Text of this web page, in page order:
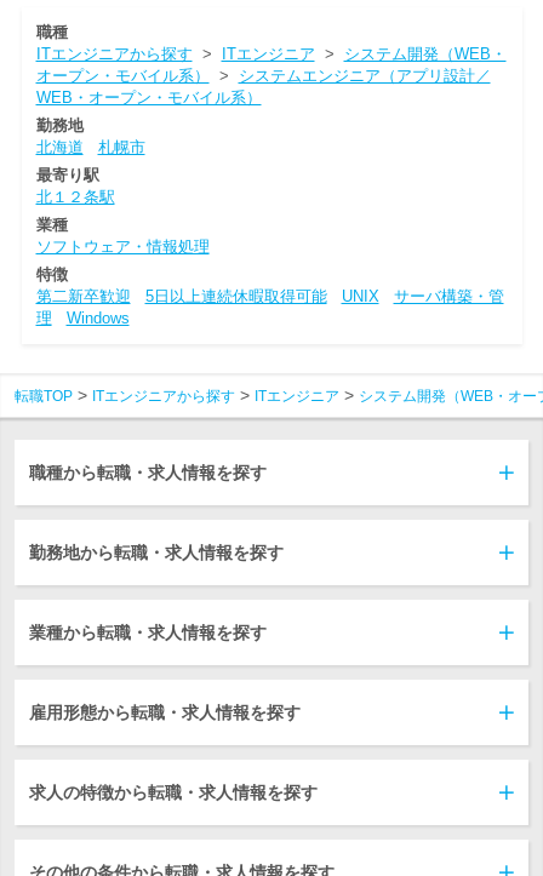
職種
ITエンジニアから探す > ITエンジニア > システム開発（WEB・
オープン・モバイル系）
> システムエンジニア（アプリ設計／
WEB・オープン・モバイル系）
勤務地
北海道
札幌市
最寄り駅
北１２条駅
業種
ソフトウェア・情報処理
特徴
第二新卒歓迎
5日以上連続休暇取得可能 UNIX
サーバ構築・管
理
Windows
転職TOP ITエンジニアから探す ITエンジニア システム開発（WEB・オ
職種から転職・求人情報を探す
勤務地から転職・求人情報を探す
業種から転職・求人情報を探す
雇用形態から転職・求人情報を探す
求人の特徴から転職・求人情報を探す